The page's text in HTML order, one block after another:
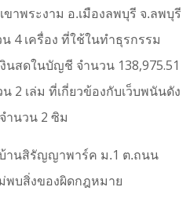
ขาพระงาม อ.เมืองลพบุรี จ.ลพบุรี
น 4เครื่อง ที่ใช้ในทำธุรกรรม
งินสดในบัญชี จำนวน 138,975.51
น 2 เล่ม ที่เกี่ยวข้องกับเว็บพนันดัง
ำนวน 2 ซิม
านสิรัญญาพาร์ค ม.1 ต.ถนน
พบสิ่งของผิดกฎหมาย